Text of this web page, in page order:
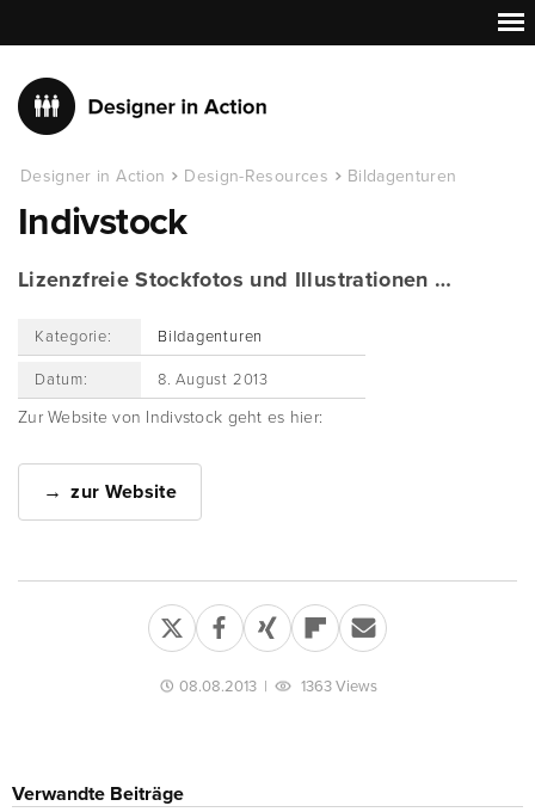
Designer in Action Design-Resources Bildagenturen
Indivstock
Lizenzfreie Stockfotos und Illustrationen …
Kategorie: Bildagenturen
Datum: 8. August 2013
Zur Website von Indivstock geht es hier:
zur Website
08.08.2013| 1363 Views
Verwandte Beiträge